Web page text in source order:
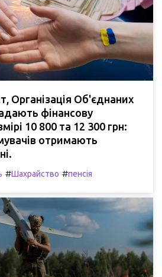
Організація Об'єднаних
фінансову
10 800 та 12 300 грн:
отримають
#Шахрайство #пенсія